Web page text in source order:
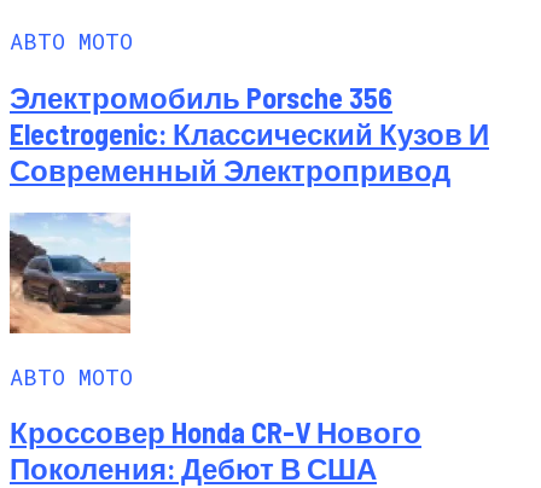
АВТО МОТО
Электромобиль Porsche 356
Electrogenic: Классический Кузов И
Современный Электропривод
АВТО МОТО
Кроссовер Honda CR-V Нового
Поколения: Дебют В США